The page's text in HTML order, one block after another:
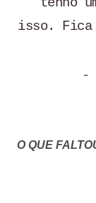
isso. Fica
-
O QUE